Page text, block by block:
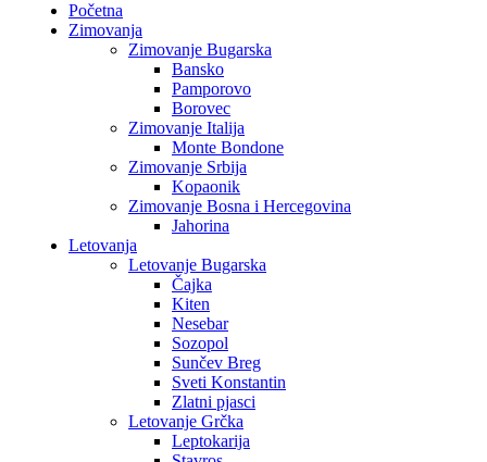
Početna
Zimovanja
Zimovanje Bugarska
Bansko
Pamporovo
Borovec
Zimovanje Italija
Monte Bondone
Zimovanje Srbija
Kopaonik
Zimovanje Bosna i Hercegovina
Jahorina
Letovanja
Letovanje Bugarska
Čajka
Kiten
Nesebar
Sozopol
Sunčev Breg
Sveti Konstantin
Zlatni pjasci
Letovanje Grčka
Leptokarija